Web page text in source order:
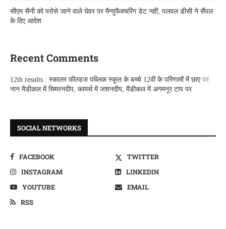
सीएम सैनी को परोसे जाने वाले घेवर पर मैन्युफैक्चरिंग डेट नहीं, पलवल डीसी ने सैंपल
के दिए आदेश
Recent Comments
12th results : स्कालर फील्डज पब्लिक स्कूल के बच्चे 12वीं के परिणामों में छाएपर
नान मैडीकल में सिमरनदीप, कामर्स में जशनदीप, मैडीकल में अगमनूर टाप पर
SOCIAL NETWORKS
FACEBOOK
TWITTER
INSTAGRAM
LINKEDIN
YOUTUBE
EMAIL
RSS